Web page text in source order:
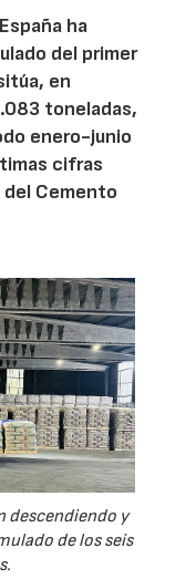
ha
del primer
en
toneladas,
enero-junio
cifras
Cemento
descendiendo y
de los seis